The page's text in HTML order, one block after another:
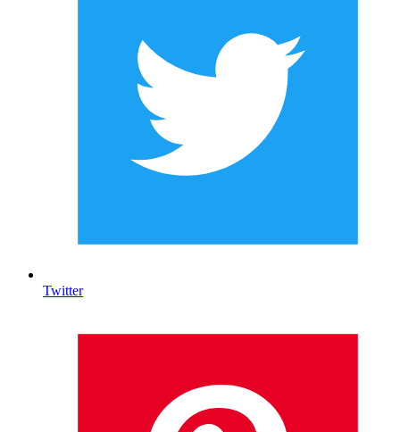
Twitter